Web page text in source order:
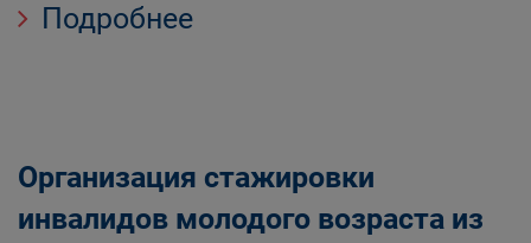
Подробнее
Организация стажировки
инвалидов молодого возраста из